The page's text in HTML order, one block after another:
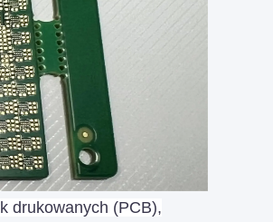
drukowanych (PCB),